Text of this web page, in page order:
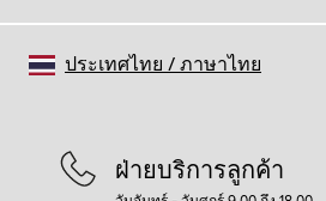
ฝ่ายบริการลูกค้า
ประเทศไทย /ภาษาไทย